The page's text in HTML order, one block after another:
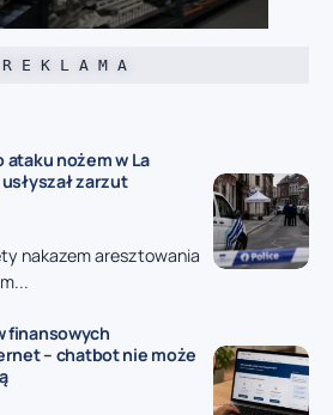
R E K L A M A
ataku nożem w La
zarzut
nakazem aresztowania
finansowych
– chatbot nie może